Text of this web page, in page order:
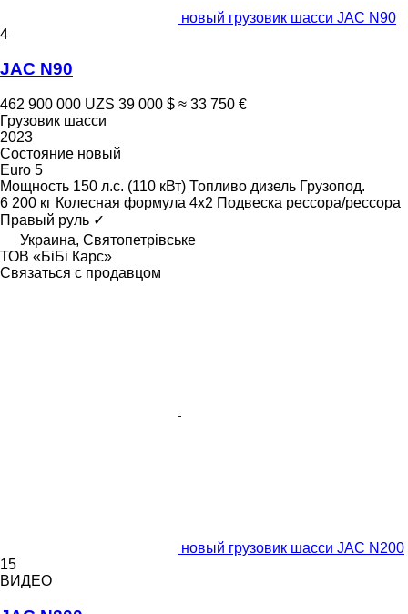
новый грузовик шасси JAC N90
4
JAC N90
462 900 000 UZS 39 000 $ ≈ 33 750 €
Грузовик шасси
2023
Состояние новый
Euro 5
Мощность 150 л.с. (110 кВт) Топливо дизель Грузопод.
6 200 кг Колесная формула 4x2 Подвеска рессора/рессора
Правый руль ✓
Украина, Святопетрівське
ТОВ «БіБі Карс»
Связаться с продавцом
новый грузовик шасси JAC N200
15
ВИДЕО